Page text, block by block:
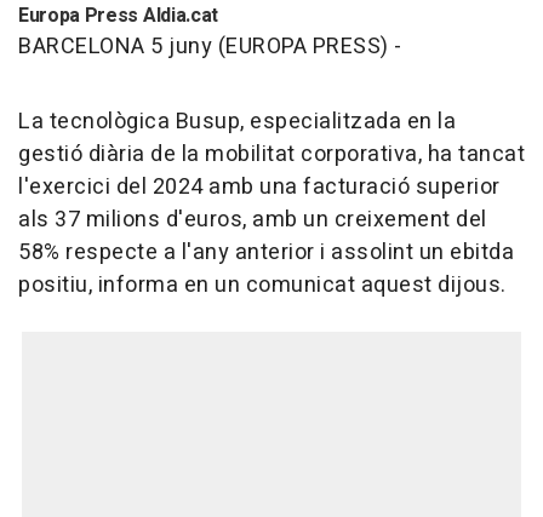
Europa Press Aldia.cat
BARCELONA 5 juny (EUROPA PRESS) -
La tecnològica Busup, especialitzada en la
gestió diària de la mobilitat corporativa, ha tancat
l'exercici del 2024 amb una facturació superior
als 37 milions d'euros, amb un creixement del
58% respecte a l'any anterior i assolint un ebitda
positiu, informa en un comunicat aquest dijous.